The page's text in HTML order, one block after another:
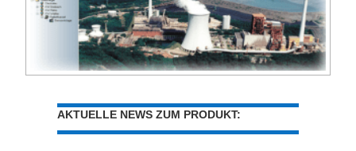
AKTUELLE NEWS ZUM PRODUKT: